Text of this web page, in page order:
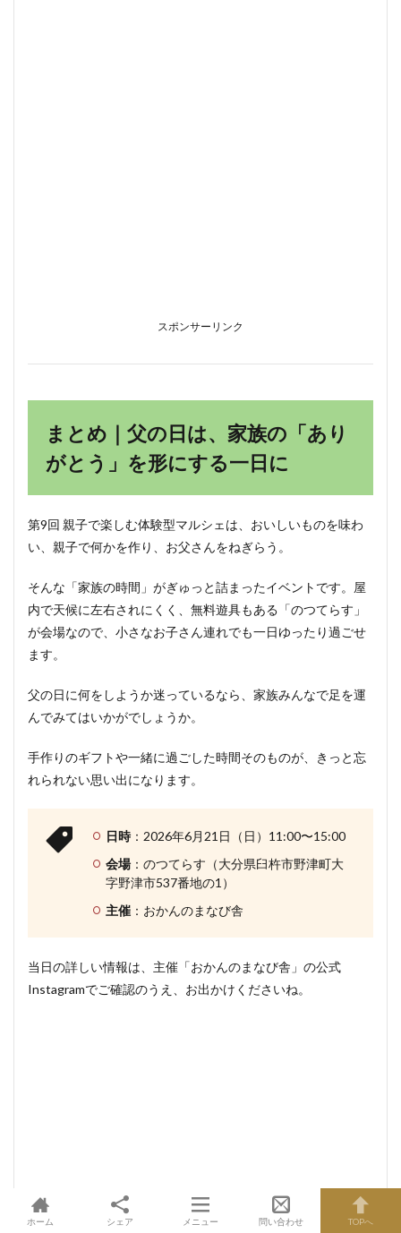
スポンサーリンク
まとめ｜父の日は、家族の「あり
がとう」を形にする一日に
第9回 親子で楽しむ体験型マルシェは、おいしいものを味わ
い、親子で何かを作り、お父さんをねぎらう。
そんな「家族の時間」がぎゅっと詰まったイベントです。屋
内で天候に左右されにくく、無料遊具もある「のつてらす」
が会場なので、小さなお子さん連れでも一日ゆったり過ごせ
ます。
父の日に何をしようか迷っているなら、家族みんなで足を運
んでみてはいかがでしょうか。
手作りのギフトや一緒に過ごした時間そのものが、きっと忘
れられない思い出になります。
日時：2026年6月21日（日）11:00〜15:00
会場：のつてらす（大分県臼杵市野津町大
字野津市537番地の1）
主催 ：おかんのまなび舎
当日の詳しい情報は、主催「おかんのまなび舎」の公式
Instagramでご確認のうえ、お出かけくださいね。
ホーム シェア メニュー 問い合わせ TOPへ